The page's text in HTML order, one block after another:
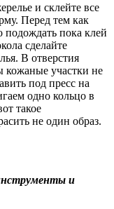
и склейте все
Перед тем как
подождать пока клей
сделайте
В отверстия
кожаные участки не
под пресс на
одно кольцо в
такое
не один образ.
и